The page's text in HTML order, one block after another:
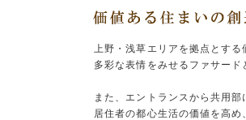
上野・浅草エリアを拠点とす
多彩な表情をみせるファサー
また、エントランスから共用
居住者の都心生活の価値を高